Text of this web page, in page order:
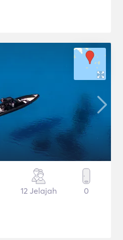
12 Jelajah 0